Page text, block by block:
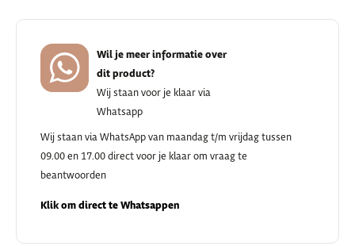
Wil je meer informatie over
dit product?
Wij staan voor je klaar via
Whatsapp
Wij staan via WhatsApp van maandag t/m vrijdag tussen
09.00 en 17.00 direct voor je klaar om vraag te
beantwoorden
Klik om direct te Whatsappen